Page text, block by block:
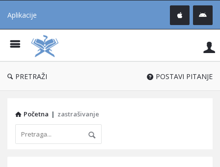
Aplikacije
®
PRETRAŽI POSTAVI PITANJE
Početna | zastrašivanje